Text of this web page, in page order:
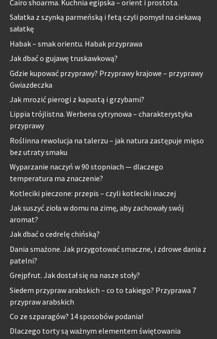
Cairo shoarma. Kuchnia egipska – orient i prostota.
Sałatka z szynką parmeńską i fetą czyli pomysł na ciekawą
sałatkę
Habak – smak orientu. Habak przyprawa
Jak dbać o gujawę truskawkową?
Gdzie kupować przyprawy? Przyprawy krajowe – przyprawy
Gwiazdeczka
Jak mrozić pierogi z kapustą i grzybami?
Lippia trójlistna. Werbena cytrynowa – charakterystyka
przyprawy
Roślinna rewolucja na talerzu – jak natura zastępuje mięso
bez utraty smaku
Wyparzanie naczyń w 90 stopniach — dlaczego
temperatura ma znaczenie?
Kotleciki pieczone: przepis – czyli kotleciki inaczej
Jak suszyć zioła w domu na zimę, aby zachowały swój
aromat?
Jak dbać o cedrelę chińską?
Dania smażone. Jak przygotować smaczne, i zdrowe dania z
patelni?
Grejpfrut. Jak dostał się na nasze stoły?
Siedem przypraw arabskich – co to takiego? Przyprawa 7
przypraw arabskich
Co ze szparagów? 14 sposobów podania!
Dlaczego torty są ważnym elementem świętowania